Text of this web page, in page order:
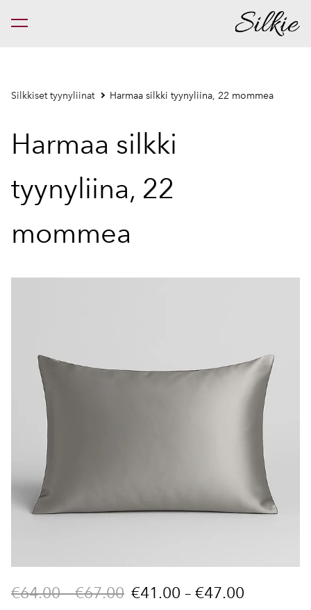
on lisätty ostoskoriin.
Silkkiset tyynyliinat Harmaa silkki tyynyliina, 22 mommea
Harmaa silkki
tyynyliina, 22
mommea
€64.00–€67.00 €41.00 – €47.00